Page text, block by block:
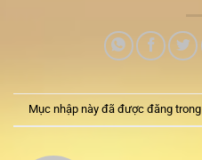
Mục nhập này đã được đăng trong